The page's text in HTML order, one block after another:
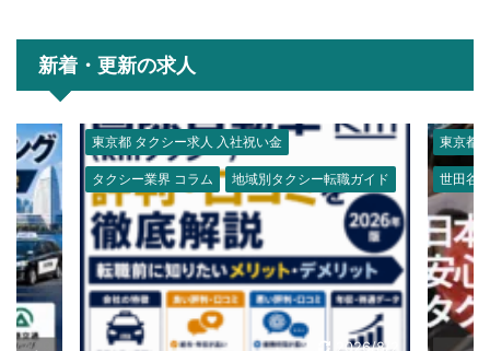
新着・更新の求人
7/29
東京都 タクシー求人 入社祝い金
タクシー業界 コラム 地域別タクシー転職ガイド
2026/8/2
東京都
世田谷